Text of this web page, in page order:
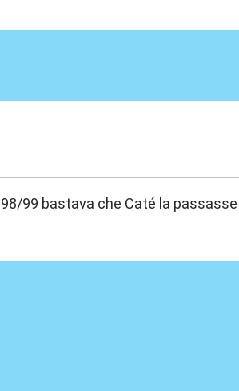
99 bastava che Caté la passasse